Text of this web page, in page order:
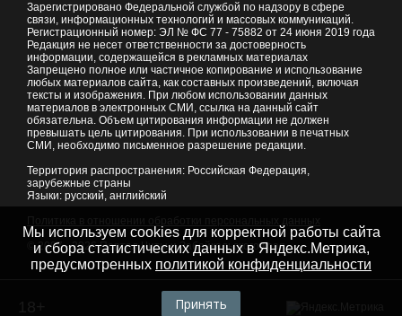
Зарегистрировано Федеральной службой по надзору в сфере
связи, информационных технологий и массовых коммуникаций.
Регистрационный номер: ЭЛ № ФС 77 - 75882 от 24 июня 2019 года
Редакция не несет ответственности за достоверность
информации, содержащейся в рекламных материалах
Запрещено полное или частичное копирование и использование
любых материалов сайта, как составных произведений, включая
тексты и изображения. При любом использовании данных
материалов в электронных СМИ, ссылка на данный сайт
обязательна. Объем цитирования информации не должен
превышать цель цитирования. При использовании в печатных
СМИ, необходимо письменное разрешение редакции.
Территория распространения: Российская Федерация,
зарубежные страны
Языки: русский, английский
© 2007 - 2026Портал Читы и Забайкальского края
Мы используем cookies для корректной работы сайта
и сбора статистических данных в Яндекс.Метрика,
предусмотренных политикой конфиденциальности
Принять